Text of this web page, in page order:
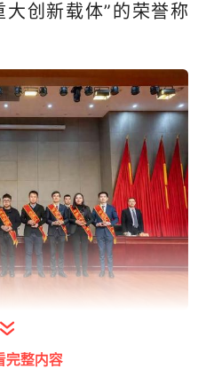
创新载体”的荣誉称
看图片详情
高质量发展
完整内容